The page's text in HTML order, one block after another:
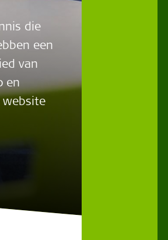
die
een
van
en
website